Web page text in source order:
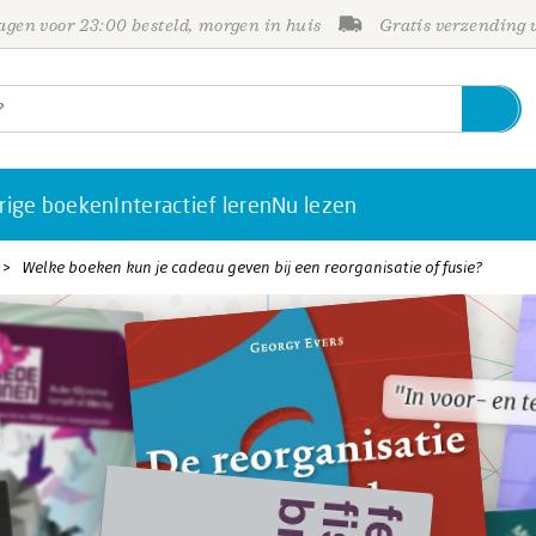
voor 23:00 besteld, morgen in huis Gratis verzending
boekenInteractief lerenNu lezen
Welke boeken kun je cadeau geven bij een reorganisatie of fusie?
"In voor- en
"In voor- en